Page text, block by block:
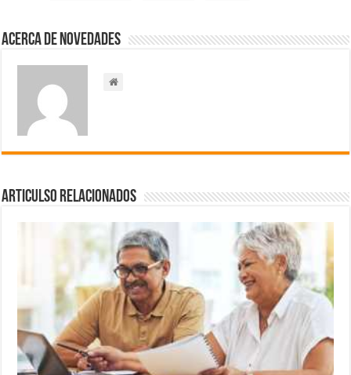
Acerca de NOVEDADES
Articulso Relacionados